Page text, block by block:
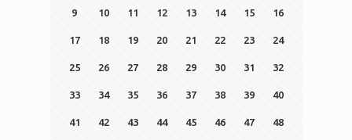
9 10 11 12 13 14 15 16
17 18 19 20 21 22 23 24
25 26 27 28 29 30 31 32
33 34 35 36 37 38 39 40
41 42 43 44 45 46 47 48